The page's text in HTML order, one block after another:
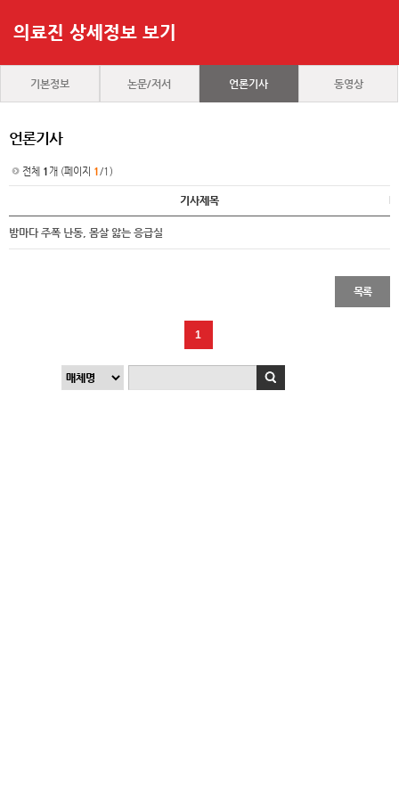
의료진 상세정보 보기
기본정보 논문/저서 언론기사 동영상
언론기사
전체 1 개 (페이지 1/1)
기사제목
밤마다 주폭 난동, 몸살 앓는 응급실
목록
1